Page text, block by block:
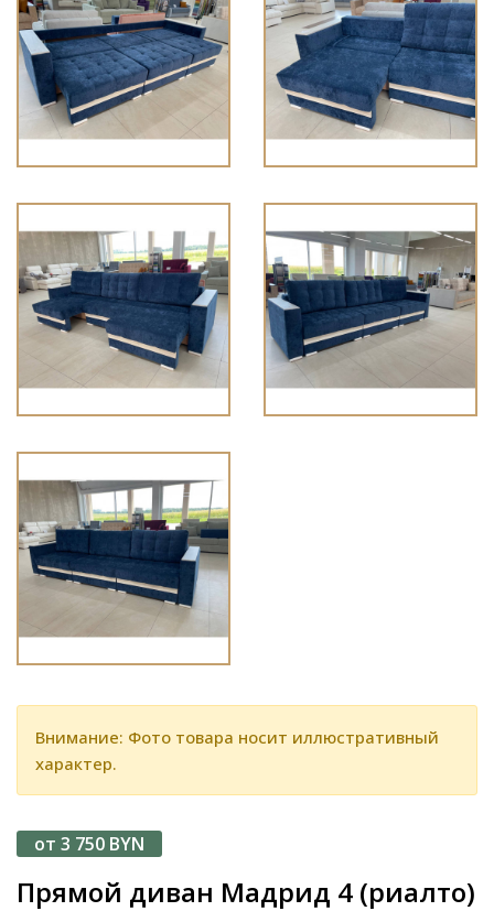
Внимание: Фото товара носит иллюстративный
характер.
от 3 750 BYN
Прямой диван Мадрид 4 (риалто)